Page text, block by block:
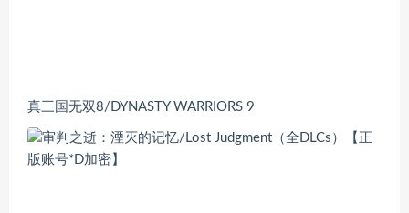
真三国无双8/DYNASTY WARRIORS 9